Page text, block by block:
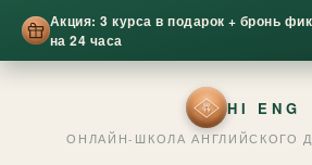
Акция: 3 курса в подарок + бронь
на 24 часа
HI ENG
ОНЛАЙН-ШКОЛА АНГЛИЙСКОГО